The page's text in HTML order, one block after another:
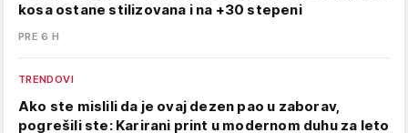
kosa ostane stilizovana i na +30 stepeni
PRE 6 H
TRENDOVI
Ako ste mislili da je ovaj dezen pao u zaborav,
pogrešili ste: Karirani print u modernom duhu za leto